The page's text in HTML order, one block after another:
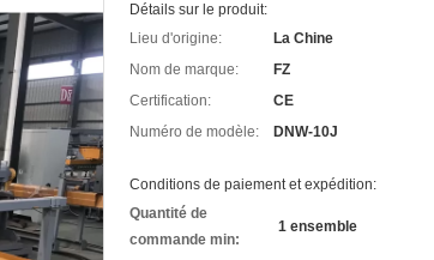
Détails sur le produit:
Lieu d'origine:
La Chine
Nom de marque:
FZ
Certification:
CE
Numéro de modèle:
DNW-10J
Conditions de paiement et expédition:
Quantité de
commande min:
1 ensemble